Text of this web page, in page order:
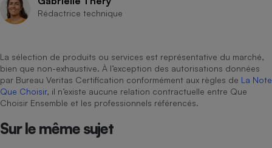
Rédactrice technique
La sélection de produits ou services est représentative du marché,
bien que non-exhaustive. À l’exception des autorisations données
par Bureau Veritas Certification conformément aux règles de La Note
Que Choisir, il n’existe aucune relation contractuelle entre Que
Choisir Ensemble et les professionnels référencés.
Sur le même sujet